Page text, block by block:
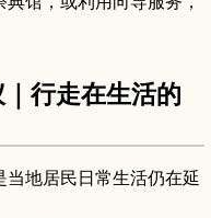
行走在生活的
地居民日常生活仍在延